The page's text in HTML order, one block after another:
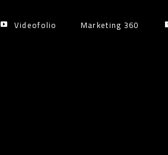
Videofolio Marketing 360